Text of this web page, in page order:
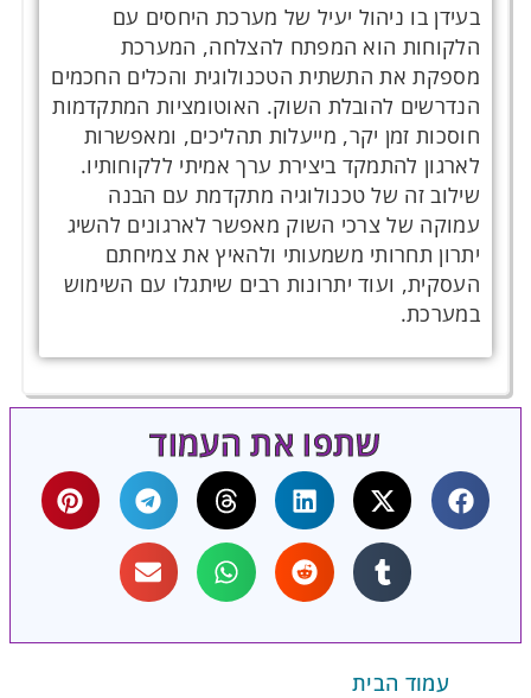
בעידן בו ניהול יעיל של מערכת היחסים עם
הלקוחות הוא המפתח להצלחה, המערכת
מספקת את התשתית הטכנולוגית והכלים החכמים
הנדרשים להובלת השוק. האוטומציות המתקדמות
חוסכות זמן יקר, מייעלות תהליכים, ומאפשרות
לארגון להתמקד ביצירת ערך אמיתי ללקוחותיו.
שילוב זה של טכנולוגיה מתקדמת עם הבנה
עמוקה של צרכי השוק מאפשר לארגונים להשיג
יתרון תחרותי משמעותי ולהאיץ את צמיחתם
העסקית, ועוד יתרונות רבים שיתגלו עם השימוש
במערכת.
שתפו את העמוד
עמוד הבית